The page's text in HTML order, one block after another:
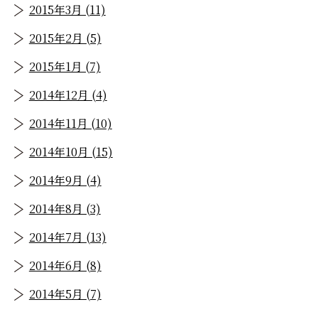
2015年3月 (11)
2015年2月 (5)
2015年1月 (7)
2014年12月 (4)
2014年11月 (10)
2014年10月 (15)
2014年9月 (4)
2014年8月 (3)
2014年7月 (13)
2014年6月 (8)
2014年5月 (7)